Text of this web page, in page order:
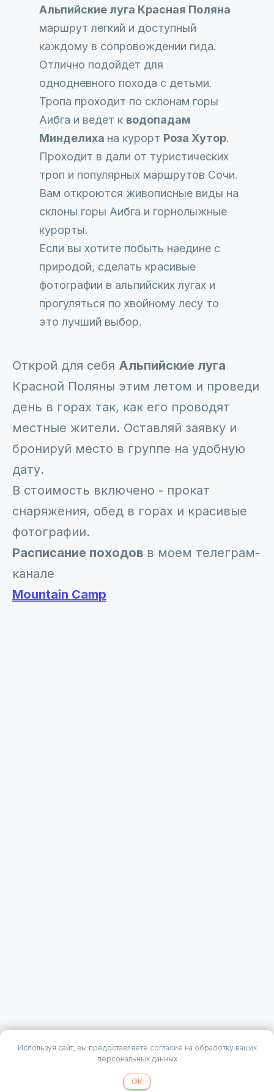
Альпийские луга Красная Поляна
маршрут легкий и доступный
каждому в сопровождении гида.
Отлично подойдет для
однодневного похода с детьми.
Тропа проходит по склонам горы
Аибга и ведет к водопадам
Минделиха на курорт Роза Хутор.
Проходит в дали от туристических
троп и популярных маршрутов Сочи.
Вам откроются живописные виды на
склоны горы Аибга и горнолыжные
курорты.
Если вы хотите побыть наедине с
природой, сделать красивые
фотографии в альпийских лугах и
прогуляться по хвойному лесу то
это лучший выбор.
Открой для себя Альпийские луга
Красной Поляны этим летом и проведи
день в горах так, как его проводят
местные жители. Оставляй заявку и
бронируй место в группе на удобную
дату.
В стоимость включено - прокат
снаряжения, обед в горах и красивые
фотографии.
Расписание походов в моем телеграм-
канале
Mountain Camp
Используя сайт, вы предоставляете согласие на обработку ваших
персональных данных
ОК